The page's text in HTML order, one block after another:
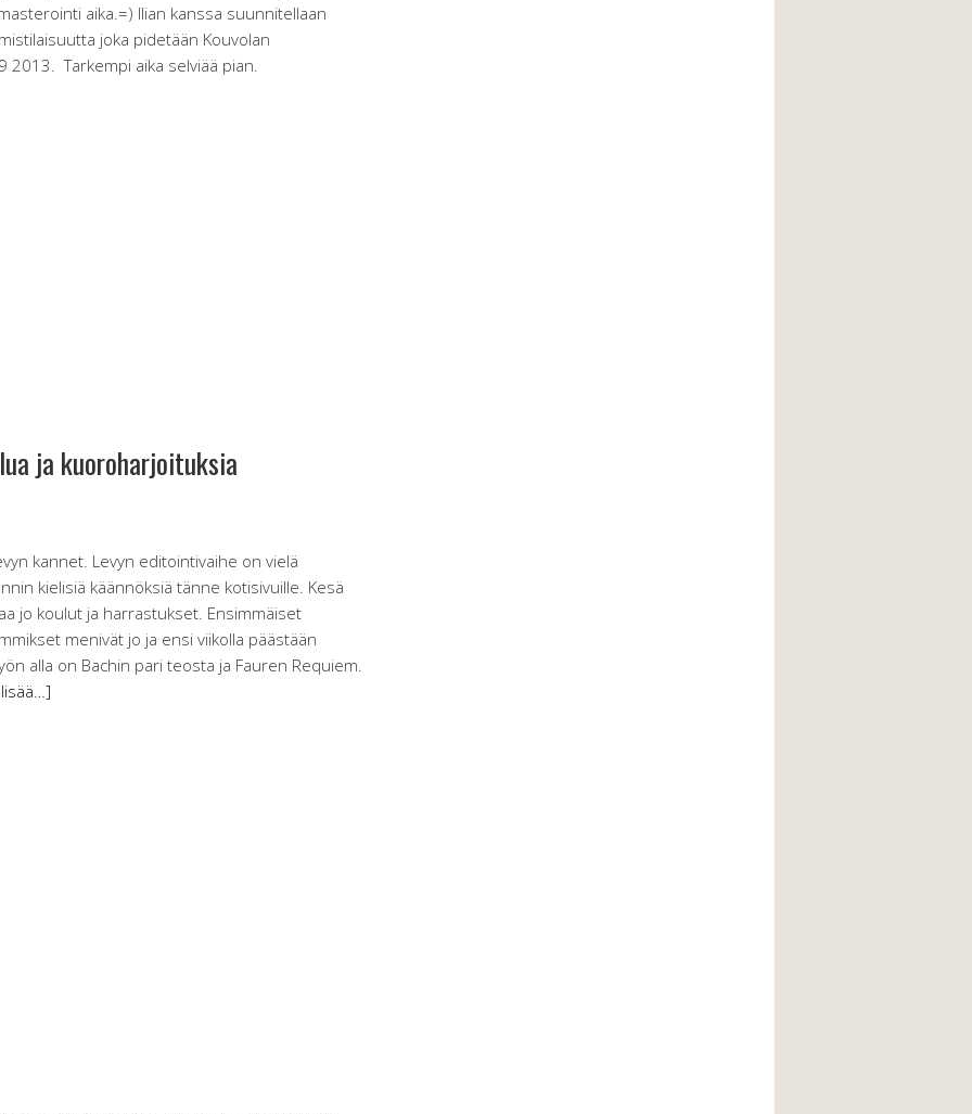
aika.=) Ilian kanssa suunnitellaan
joka pidetään Kouvolan
2013. Tarkempi aika selviää pian.
ja kuoroharjoituksia
kannet. Levyn editointivaihe on vielä
kielisiä käännöksiä tänne kotisivuille. Kesä
jo koulut ja harrastukset. Ensimmäiset
menivät jo ja ensi viikolla päästään
alla on Bachin pari teosta ja Fauren Requiem.